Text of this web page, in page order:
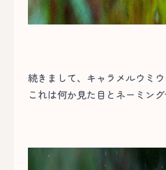
続きまして、キャラメルウミウ
これは何か見た目とネーミン